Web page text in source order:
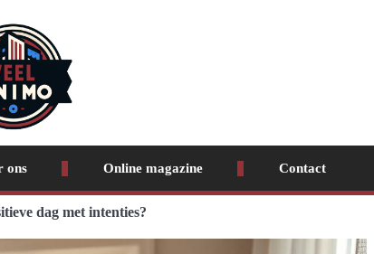
ons Online magazine Contact
dag met intenties?